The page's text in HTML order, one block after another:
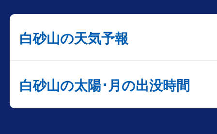
白砂山の天気予報
白砂山の太陽･月の出没時間